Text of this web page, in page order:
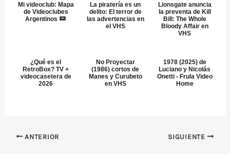
Mi videoclub: Mapa
de Videoclubes
Argentinos
La piratería es un
delito: El terror de
las advertencias en
el VHS
Lionsgate anuncia
la preventa de Kill
Bill: The Whole
Bloody Affair en
VHS
¿Qué es el
RetroBox? TV +
videocasetera de
2026
No Proyectar
(1986) cortos de
Manes y Curubeto
en VHS
1978 (2025) de
Luciano y Nicolás
Onetti - Frula Video
Home
ANTERIOR SIGUIENTE